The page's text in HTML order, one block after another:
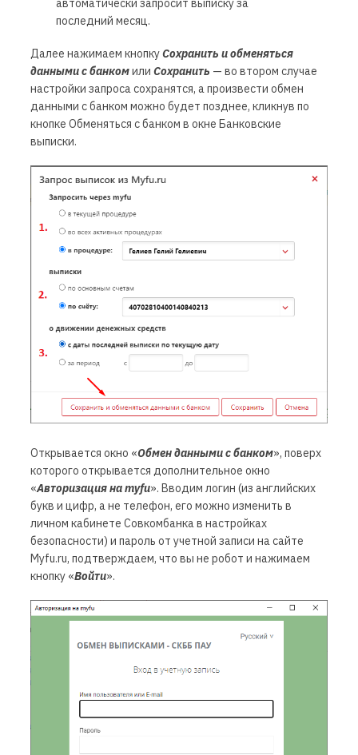
автоматически запросит выписку за
последний месяц.
Далее нажимаем кнопкуСохранить и обменяться
данными с банкомили Сохранить — во втором случае
настройки запроса сохранятся, а произвести обмен
данными с банком можно будет позднее, кликнув по
кнопке Обменяться с банком в окне Банковские
выписки.
Открывается окно «Обмен данными с банком», поверх
которого открывается дополнительное окно
«Авторизация на myfu». Вводим логин (из английских
букв и цифр, а не телефон, его можно изменить в
личном кабинете Совкомбанка в настройках
безопасности) и пароль от учетной записи на сайте
Myfu.ru, подтверждаем, что вы не робот и нажимаем
кнопку «Войти».